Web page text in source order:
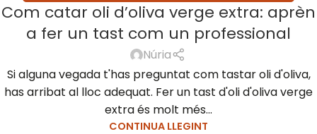
Com catar oli d’oliva verge extra: aprèn
a fer un tast com un professional
Núria
Si alguna vegada t'has preguntat com tastar oli d'oliva,
has arribat al lloc adequat. Fer un tast d'oli d'oliva verge
extra és molt més...
CONTINUA LLEGINT